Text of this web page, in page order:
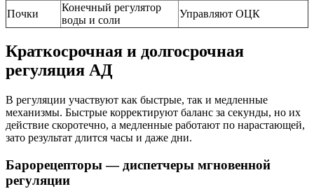
Почки
Конечный регулятор
воды и соли
Управляют ОЦК
Краткосрочная и долгосрочная
регуляция АД
В регуляции участвуют как быстрые, так и медленные
механизмы. Быстрые корректируют баланс за секунды, но их
действие скоротечно, а медленные работают по нарастающей,
зато результат длится часы и даже дни.
Барорецепторы — диспетчеры мгновенной
регуляции